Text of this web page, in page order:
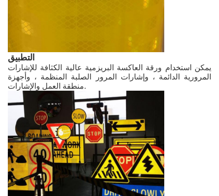
التطبيق
يمكن استخدام ورقة العاكسة البريزمية عالية الكثافة للإشارات
المرورية الدائمة ، وإشارات المرور الصلبة المنظمة ، وأجهزة
منطقة العمل والإشارات.